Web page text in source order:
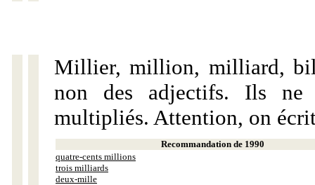
Millier, million, milliard,
non des adjectifs. Ils ne
multipliés. Attention, on
Recommandation de 1990
quatre-cents millions
trois milliards
deux-mille